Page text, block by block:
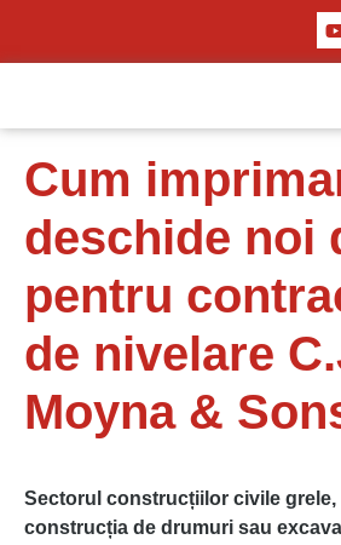
Cum
deschide noi
pentru
de nivelare
Moyna &
Sectorul construcțiilor civile grele,
construcția de drumuri sau